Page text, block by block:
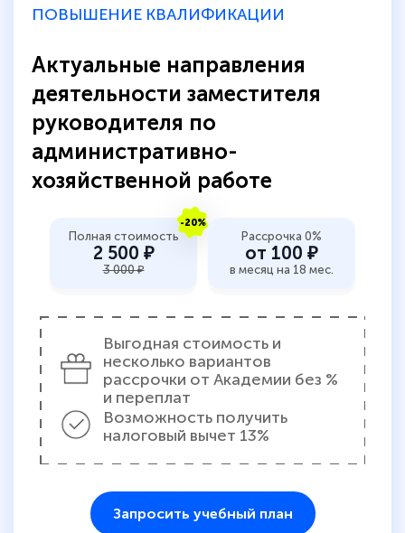
пособий и учебников доступно на время
аттестации, проблем не возникло ни на
каком этапе…
ПОВЫШЕНИЕ КВАЛИФИКАЦИИ
Актуальные направления
деятельности заместителя
руководителя по
административно-
хозяйственной работе
-20%
Полная стоимость
2 500 ₽
3 000 ₽
Рассрочка 0%
от 100 ₽
в месяц на 18 мес.
Выгодная стоимость и
несколько вариантов
рассрочки от Академии без %
и переплат
Возможность получить
налоговый вычет 13%
Запросить учебный план